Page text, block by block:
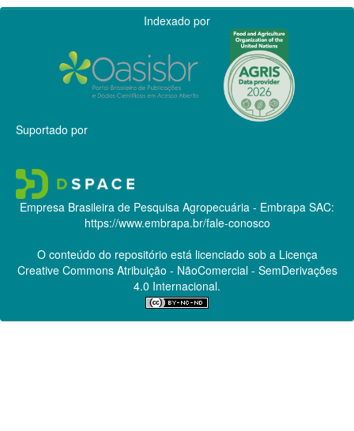
Indexado por
Suportado por
Empresa Brasileira de Pesquisa Agropecuária - Embrapa SAC:
https://www.embrapa.br/fale-conosco
O conteúdo do repositório está licenciado sob a Licença
Creative CommonsAtribuição - NãoComercial - SemDerivações
4.0 Internacional.